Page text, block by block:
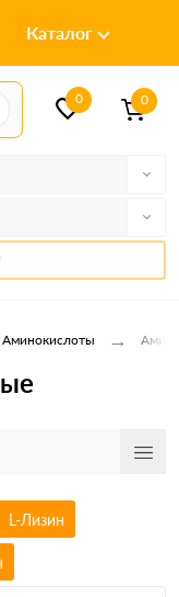
Каталог
0 0
Аминокислоты →
L-Лизин